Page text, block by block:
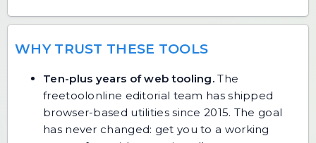
WHY TRUST THESE TOOLS
Ten-plus years of web tooling. The
freetoolonline editorial team has shipped
browser-based utilities since 2015. The goal
has never changed: get you to a working